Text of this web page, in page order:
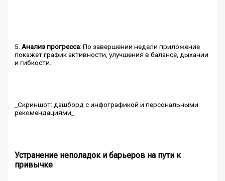
5.Анализ прогресса: По завершении недели приложение
покажет график активности, улучшения в балансе, дыхании
и гибкости.
_Скриншот: дашборд с инфографикой и персональными
рекомендациями_
Устранение неполадок и барьеров на пути к
привычке